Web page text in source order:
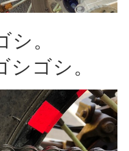
。
ゴシ。